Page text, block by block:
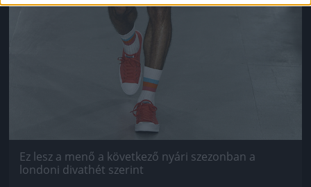
Ez lesz a menő a következő nyári szezonban a
londoni divathét szerint